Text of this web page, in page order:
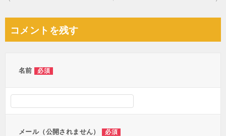
ビ
コメントを残す
名前 必須
メール（公開されません） 必須